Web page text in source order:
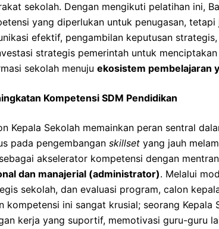
sekolah. Dengan mengikuti pelatihan ini,
yang diperlukan untuk penugasan, tetapi
efektif, pengambilan keputusan
strategis pemerintah untuk menciptakan
sekolah menuju ekosistem pembelajaran
Kompetensi SDM Pendidikan
Kepala Sekolah memainkan peran sentral
pada pengembangan skillset yang jauh
akselerator kompetensi dengan
dan manajerial (administrator). Melalui
sekolah, dan evaluasi program, calon
kompetensi ini sangat krusial; seorang Kepala
kerja yang suportif, memotivasi guru-guru